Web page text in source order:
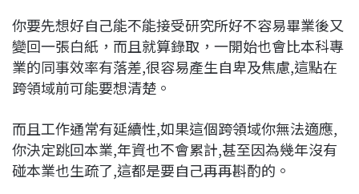
你要先想好自己能不能接受研究所好不容易畢業後又
變回一張白紙，而且就算錄取，一開始也會比本科專
業的同事效率有落差,很容易產生自卑及焦慮,這點在
跨領域前可能要想清楚。
而且工作通常有延續性,如果這個跨領域你無法適應,
你決定跳回本業,年資也不會累計,甚至因為幾年沒有
碰本業也生疏了,這都是要自己再再斟酌的。